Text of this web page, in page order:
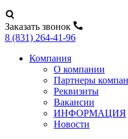
Заказать звонок
8 (831) 264-41-96
Компания
О компании
Партнеры
Реквизиты
Вакансии
ИНФОРМАЦИЯ
Новости